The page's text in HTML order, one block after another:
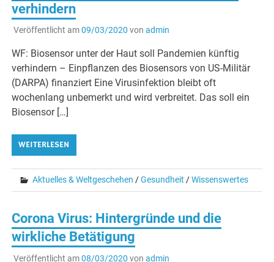
verhindern
Veröffentlicht am09/03/2020 von admin
WF: Biosensor unter der Haut soll Pandemien künftig
verhindern – Einpflanzen des Biosensors von US-Militär
(DARPA) finanziert Eine Virusinfektion bleibt oft
wochenlang unbemerkt und wird verbreitet. Das soll ein
Biosensor […]
WEITERLESEN
Aktuelles & Weltgeschehen /Gesundheit /Wissenswertes
Corona Virus: Hintergründe und die
wirkliche Betätigung
Veröffentlicht am08/03/2020 von admin